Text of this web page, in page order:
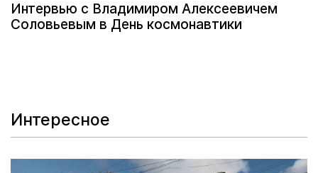
Интервью с Владимиром Алексеевичем
Соловьевым в День космонавтики
Интересное